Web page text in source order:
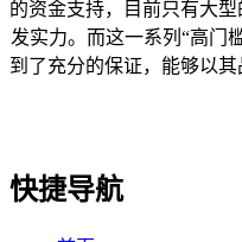
的资金支持，目前只有大
发实力。而这一系列“高门
到了充分的保证，能够以
快捷导航